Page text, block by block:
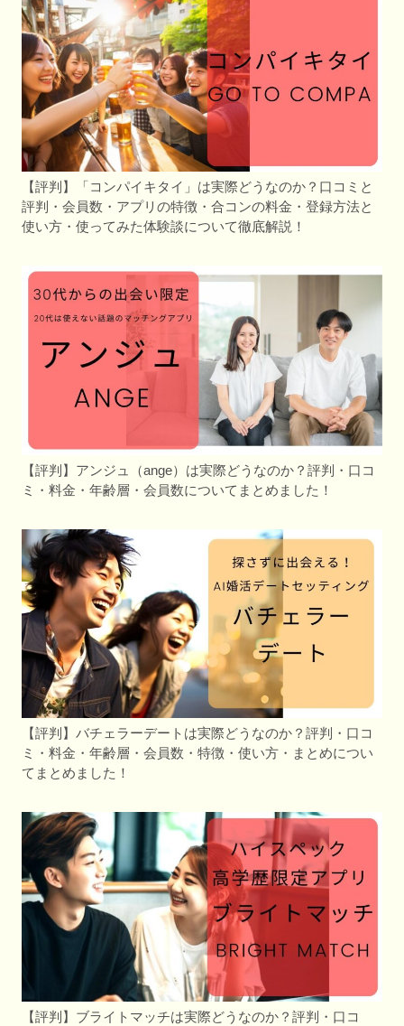
【評判】「コンパイキタイ」は実際どうなのか？口コミと
評判・会員数・アプリの特徴・合コンの料金・登録方法と
使い方・使ってみた体験談について徹底解説！
【評判】アンジュ（ange）は実際どうなのか？評判・口コ
ミ・料金・年齢層・会員数についてまとめました！
【評判】バチェラーデートは実際どうなのか？評判・口コ
ミ・料金・年齢層・会員数・特徴・使い方・まとめについ
てまとめました！
【評判】ブライトマッチは実際どうなのか？評判・口コ